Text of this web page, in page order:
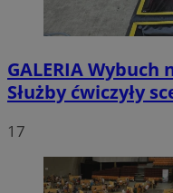
GALERIAWybuch
Służby ćwiczyły
17